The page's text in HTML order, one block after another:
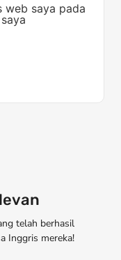
web saya pada
telah berhasil
Inggris mereka!